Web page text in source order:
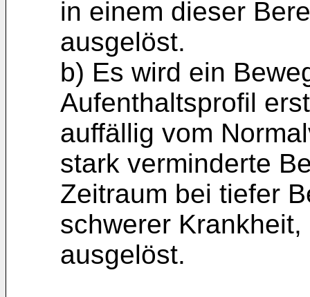
in einem dieser
ausgelöst.
b) Es wird ein
Aufenthaltsprofil
auffällig vom
stark verminderte
Zeitraum bei tiefer
schwerer
ausgelöst.